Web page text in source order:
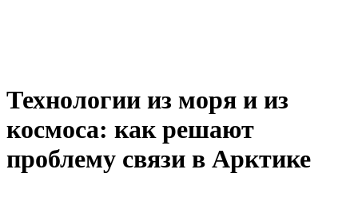
Технологии из моря и из
космоса: как решают
проблему связи в Арктике